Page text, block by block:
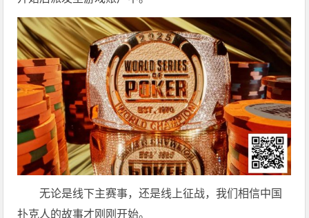
无论是线下主赛事，还是线上征战，我们相信中国
扑克人的故事才刚刚开始。